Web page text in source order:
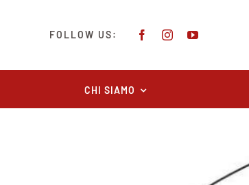
FOLLOW US:
CHI SIAMO